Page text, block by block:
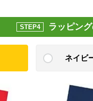
STEP4 ラッピン
ネイビ